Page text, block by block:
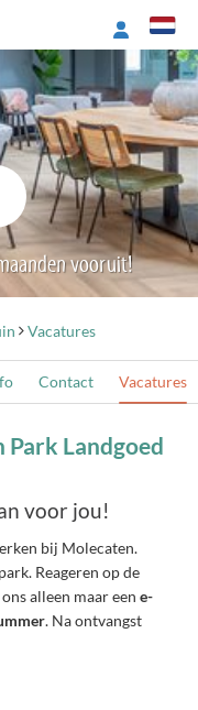
vooruit!
Vacatures
Contact Vacatures
Landgoed
voor jou!
bij Molecaten.
Reageren op de
alleen maar een e-
. Na ontvangst